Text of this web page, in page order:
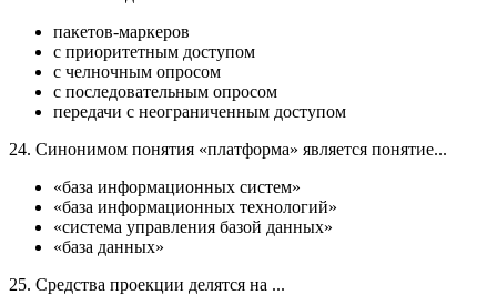
пакетов-маркеров
с приоритетным доступом
с челночным опросом
с последовательным опросом
передачи с неограниченным доступом
24. Синонимом понятия «платформа» является понятие...
«база информационных систем»
«база информационных технологий»
«система управления базой данных»
«база данных»
25. Средства проекции делятся на ...